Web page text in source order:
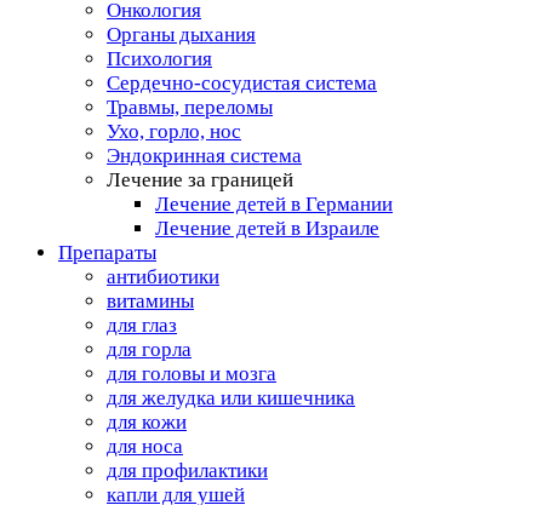
Онкология
Органы дыхания
Психология
Сердечно-сосудистая система
Травмы, переломы
Ухо, горло, нос
Эндокринная система
Лечение за границей
Лечение детей в Германии
Лечение детей в Израиле
Препараты
антибиотики
витамины
для глаз
для горла
для головы и мозга
для желудка или кишечника
для кожи
для носа
для профилактики
капли для ушей